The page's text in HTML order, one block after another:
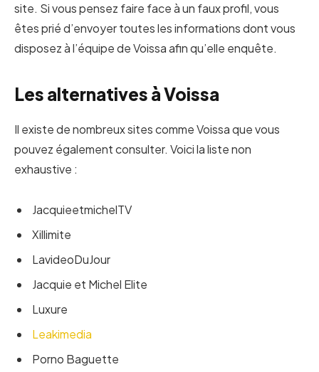
site. Si vous pensez faire face à un faux profil, vous
êtes prié d’envoyer toutes les informations dont vous
disposez à l’équipe de Voissa afin qu’elle enquête.
Les alternatives à Voissa
Il existe de nombreux sites comme Voissa que vous
pouvez également consulter. Voici la liste non
exhaustive :
JacquieetmichelTV
Xillimite
LavideoDuJour
Jacquie et Michel Elite
Luxure
Leakimedia
Porno Baguette